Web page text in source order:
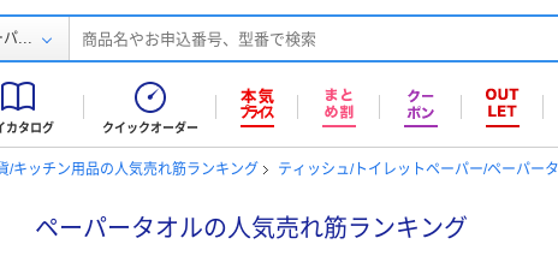
パ...
カタログ クイックオーダー
/キッチン用品の人気売れ筋ランキング ティッシュ/トイレットペーパー/ペーパー
ペーパータオルの人気売れ筋ランキング